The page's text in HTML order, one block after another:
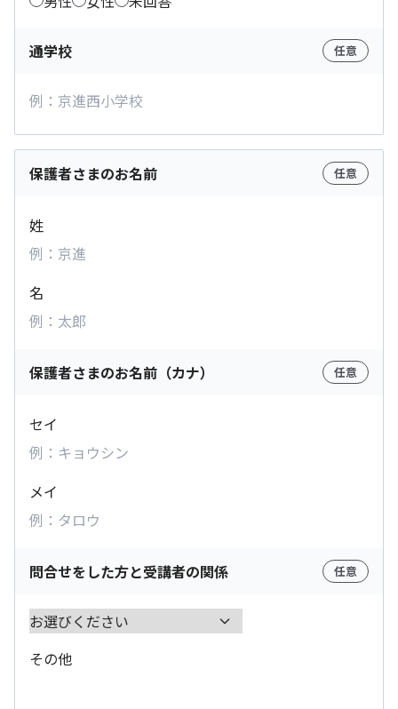
通学校 任意
保護者さまのお名前 任意
姓
名
保護者さまのお名前（カナ） 任意
セイ
メイ
問合せをした方と受講者の関係 任意
その他